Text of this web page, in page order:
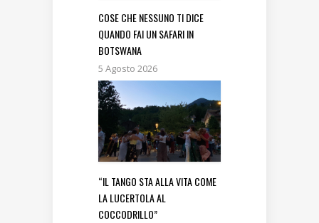
COSE CHE NESSUNO TI DICE
QUANDO FAI UN SAFARI IN
BOTSWANA
5 Agosto 2026
“IL TANGO STA ALLA VITA COME
LA LUCERTOLA AL
COCCODRILLO”